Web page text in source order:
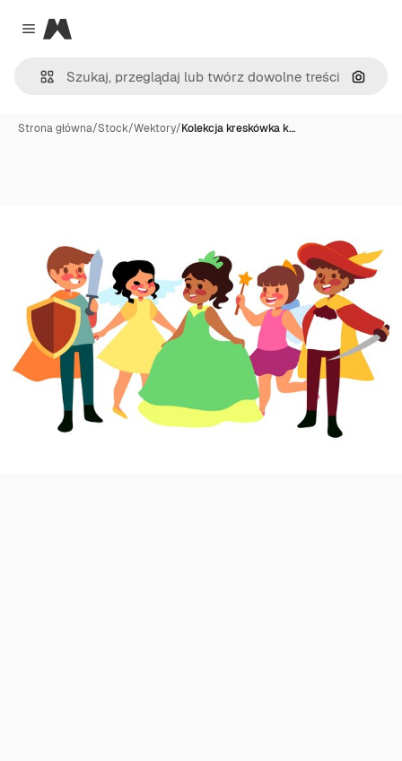
Close menu
Magnific
Szukaj
Strona główna/Stock/Wektory/Kolekcja kreskówka k…